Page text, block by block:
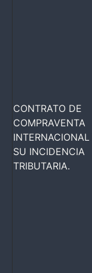
CONTRATO DE
COMPRAVENTA
INTERNACIONAL
SU INCIDENCIA
TRIBUTARIA.